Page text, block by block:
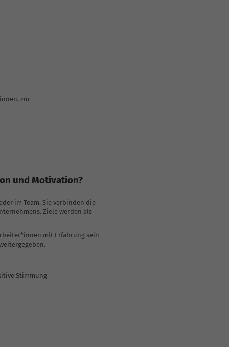
zur
und Motivation?
im Team. Sie verbinden die
Ziele werden als
mit Erfahrung sein -
Stimmung